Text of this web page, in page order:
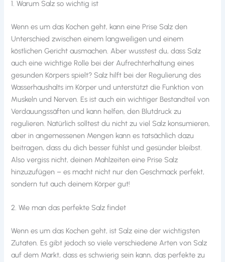
1. Warum Salz so wichtig ist
Wenn es um das Kochen geht, kann eine Prise Salz den
Unterschied zwischen einem langweiligen und einem
köstlichen Gericht ausmachen. Aber wusstest du, dass Salz
auch eine wichtige Rolle bei der Aufrechterhaltung eines
gesunden Körpers spielt? Salz hilft bei der Regulierung des
Wasserhaushalts im Körper und unterstützt die Funktion von
Muskeln und Nerven. Es ist auch ein wichtiger Bestandteil von
Verdauungssäften und kann helfen, den Blutdruck zu
regulieren. Natürlich solltest du nicht zu viel Salz konsumieren,
aber in angemessenen Mengen kann es tatsächlich dazu
beitragen, dass du dich besser fühlst und gesünder bleibst.
Also vergiss nicht, deinen Mahlzeiten eine Prise Salz
hinzuzufügen – es macht nicht nur den Geschmack perfekt,
sondern tut auch deinem Körper gut!
2. Wie man das perfekte Salz findet
Wenn es um das Kochen geht, ist Salz eine der wichtigsten
Zutaten. Es gibt jedoch so viele verschiedene Arten von Salz
auf dem Markt, dass es schwierig sein kann, das perfekte zu